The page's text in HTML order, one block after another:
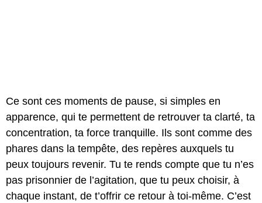
Ce sont ces moments de pause, si simples en
apparence, qui te permettent de retrouver ta clarté, ta
concentration, ta force tranquille. Ils sont comme des
phares dans la tempête, des repères auxquels tu
peux toujours revenir. Tu te rends compte que tu n’es
pas prisonnier de l’agitation, que tu peux choisir, à
chaque instant, de t’offrir ce retour à toi-même. C’est